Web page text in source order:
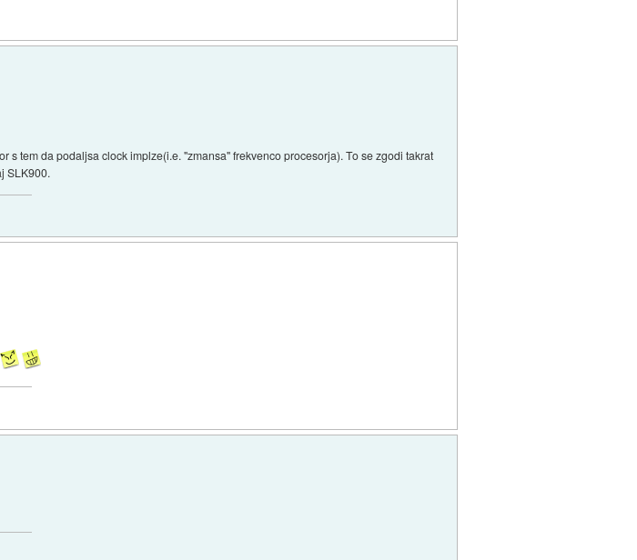
tem da podaljsa clock implze(i.e. "zmansa" frekvenco procesorja). To se zgodi takrat
SLK900.